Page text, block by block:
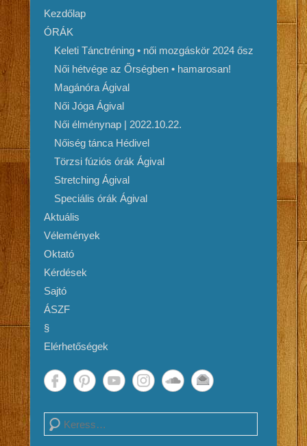
Kezdőlap
ÓRÁK
Keleti Tánctréning • női mozgáskör 2024 ősz
Női hétvége az Őrségben • hamarosan!
Magánóra Ágival
Női Jóga Ágival
Női élménynap | 2022.10.22.
Nőiség tánca Hédivel
Törzsi fúziós órák Ágival
Stretching Ágival
Speciális órák Ágival
Aktuális
Vélemények
Oktató
Kérdések
Sajtó
ÁSZF
§
Elérhetőségek
Search